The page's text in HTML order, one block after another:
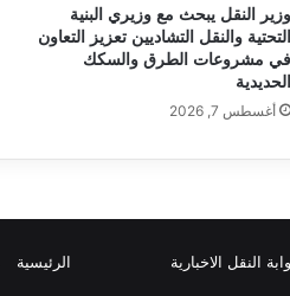
وزير النقل يبحث مع وزيري البنية
التحتية والنقل التشاديين تعزيز التعاون
في مشروعات الطرق والسكك
الحديدية
أغسطس 7, 2026
النقل الاخبارية الرئيسية